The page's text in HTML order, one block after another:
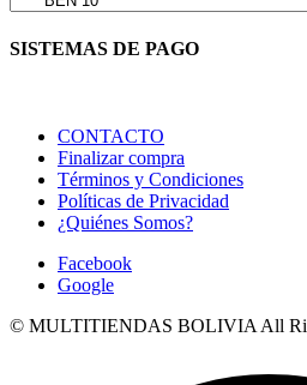
SISTEMAS DE PAGO
CONTACTO
Finalizar compra
Términos y Condiciones
Políticas de Privacidad
¿Quiénes Somos?
Facebook
Google
© MULTITIENDAS BOLIVIA All